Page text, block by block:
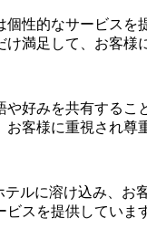
性的なサービス
満足して、お客様
好みを共有する
客様に重視され尊
ルに溶け込み、お
スを提供してい